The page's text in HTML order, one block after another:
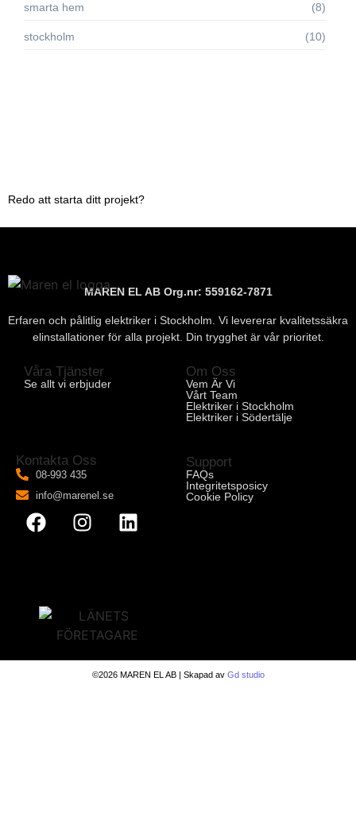
smarta hem (8)
stockholm (10)
Redo att starta ditt projekt?
MAREN EL AB Org.nr: 559162-7871
Erfaren och pålitlig elektriker i Stockholm. Vi levererar kvalitetssäkra
elinstallationer för alla projekt. Din trygghet är vår prioritet.
Våra Tjänster
Se allt vi erbjuder
Om Oss
Vem Är Vi
Vårt Team
Elektriker i Stockholm
Elektriker i Södertälje
Kontakta Oss
08-993 435
info@marenel.se
Support
FAQs
Integritetsposicy
Cookie Policy
©2026 MAREN EL AB | Skapad av Gd studio